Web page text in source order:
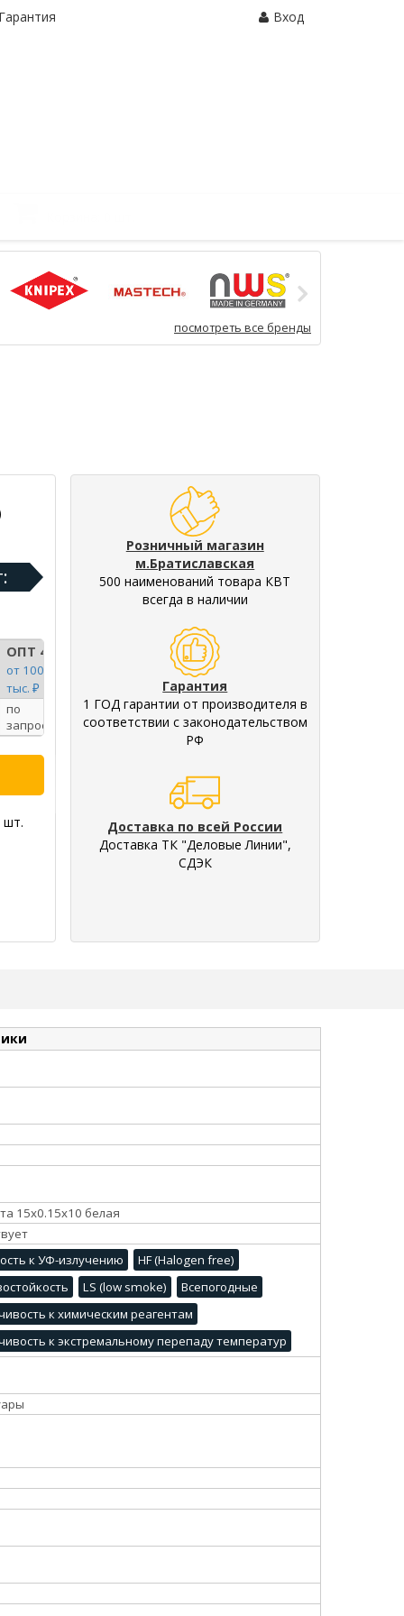
Гарантия Вход
посмотреть все бренды
ОПТ 4
от 100
тыс. ₽
по
запросу
шт.
Розничный магазин
м.Братиславская
500 наименований товара КВТ
всегда в наличии
Гарантия
1 ГОД гарантии от производителя в
соответствии с законодательством
РФ
Доставка по всей России
Доставка ТК "Деловые Линии",
СДЭК
15х0.15х10 белая
к УФ-излучению
HF (Halogen free)
LS (low smoke)
Всепогодные
к химическим реагентам
к экстремальному перепаду температур